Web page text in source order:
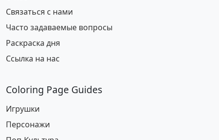
Связаться с нами
Часто задаваемые вопросы
Раскраска дня
Ссылка на нас
Coloring Page Guides
Игрушки
Персонажи